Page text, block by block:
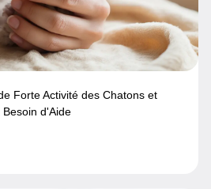
Forte Activité des Chatons et
d'Aide